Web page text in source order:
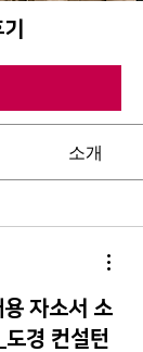
소개
자소서 소
경 컨설턴